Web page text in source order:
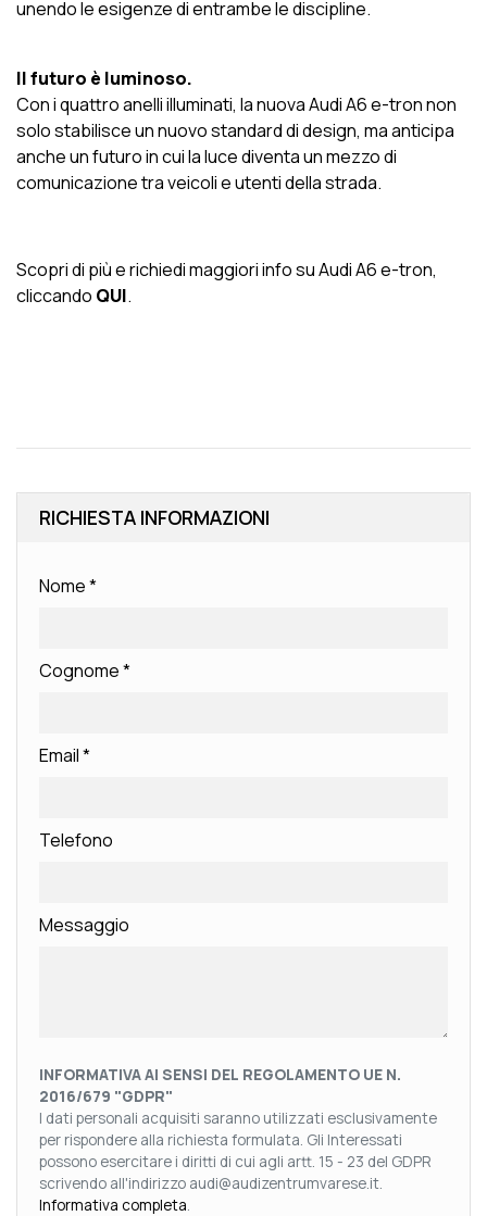
unendo le esigenze di entrambe le discipline.
Il futuro è luminoso.
Con i quattro anelli illuminati, la nuova Audi A6 e-tron non
solo stabilisce un nuovo standard di design, ma anticipa
anche un futuro in cui la luce diventa un mezzo di
comunicazione tra veicoli e utenti della strada.
Scopri di più e richiedi maggiori info su Audi A6 e-tron,
cliccando QUI.
RICHIESTA INFORMAZIONI
Nome*
Cognome*
Email*
Telefono
Messaggio
INFORMATIVA AI SENSI DEL REGOLAMENTO UE N.
2016/679 "GDPR"
I dati personali acquisiti saranno utilizzati esclusivamente
per rispondere alla richiesta formulata. Gli Interessati
possono esercitare i diritti di cui agli artt. 15 - 23 del GDPR
scrivendo all'indirizzo audi@audizentrumvarese.it.
Informativa completa.